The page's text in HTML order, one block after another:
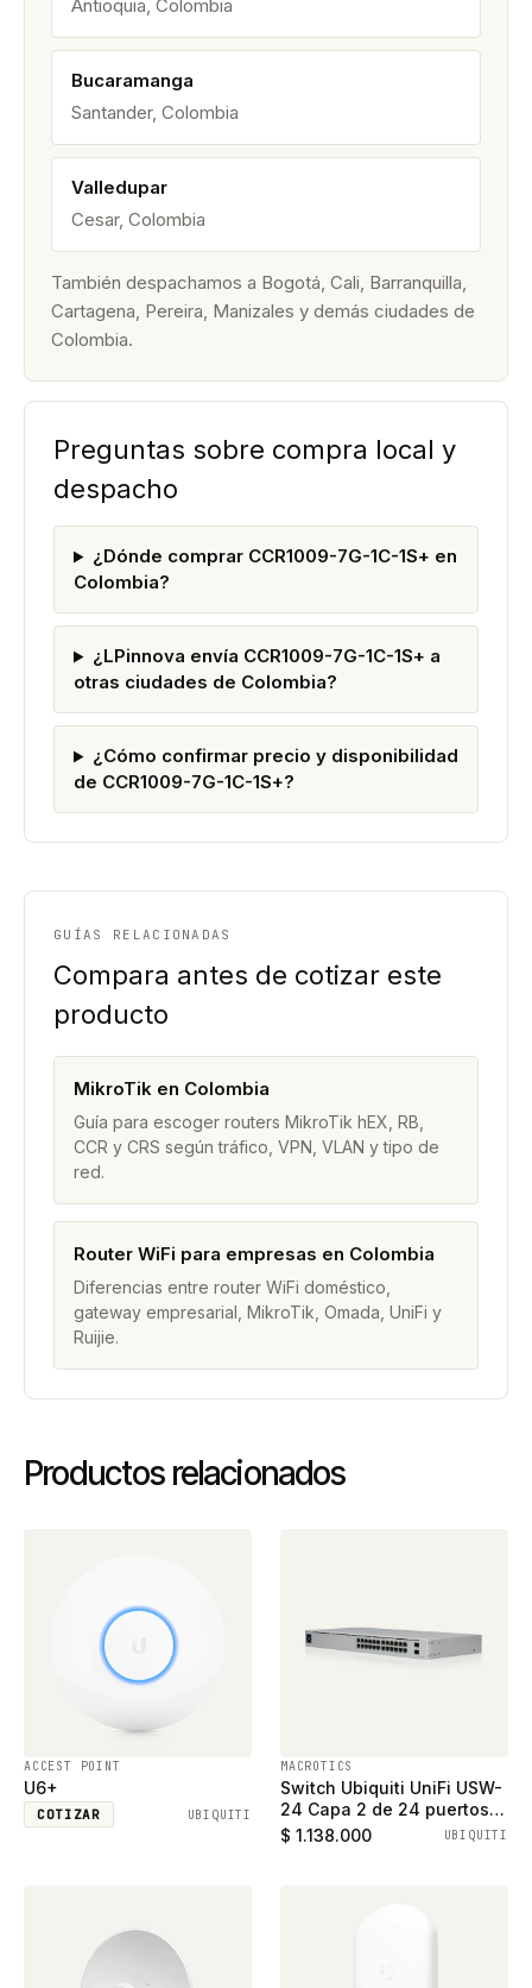
Antioquia, Colombia
Bucaramanga
Santander, Colombia
Valledupar
Cesar, Colombia
También despachamos a Bogotá, Cali, Barranquilla,
Cartagena, Pereira, Manizales y demás ciudades de
Colombia.
Preguntas sobre compra local y
despacho
¿Dónde comprar CCR1009-7G-1C-1S+ en
Colombia?
¿LPinnova envía CCR1009-7G-1C-1S+ a
otras ciudades de Colombia?
¿Cómo confirmar precio y disponibilidad
de CCR1009-7G-1C-1S+?
GUÍAS RELACIONADAS
Compara antes de cotizar este
producto
MikroTik en Colombia
Guía para escoger routers MikroTik hEX, RB,
CCR y CRS según tráfico, VPN, VLAN y tipo de
red.
Router WiFi para empresas en Colombia
Diferencias entre router WiFi doméstico,
gateway empresarial, MikroTik, Omada, UniFi y
Ruijie.
Productos relacionados
ACCEST POINT
U6+
COTIZAR UBIQUITI
MACROTICS
Switch Ubiquiti UniFi USW-
24 Capa 2 de 24 puertos
ethernet gigabit y 2
$ 1.138.000 UBIQUITI